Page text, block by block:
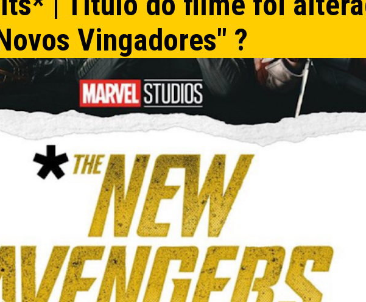
Vingadores" ?